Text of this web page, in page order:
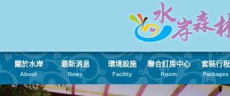
關於水岸
About
最新消息
News
環境設施
Facility
聯合訂房中心
Room
套裝行程
Packages